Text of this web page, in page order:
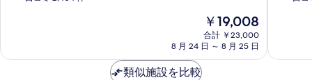
示キ
常
現
在
の
￥19,008
合計 ￥23,000
8 月 24 日 ～ 8 月 25 日
ー
常
類似施設を比較